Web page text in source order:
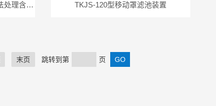
TKJS-121型苏州同科离子交换法处理含铬废水实验 TKJS-120型移动罩滤池装置
末页 跳转到第 页